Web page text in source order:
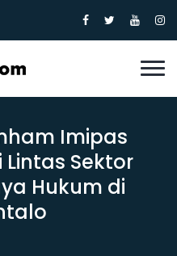
Imipas
Lintas Sektor
Hukum di